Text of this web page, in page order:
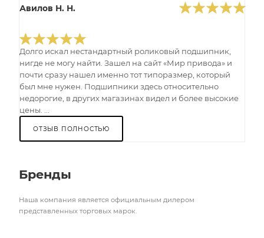
Авилов Н. Н.
Долго искал нестандартный роликовый подшипник,
нигде не могу найти. Зашел на сайт «Мир привода» и
почти сразу нашел именно тот типоразмер, который
был мне нужен. Подшипники здесь относительно
недорогие, в других магазинах видел и более высокие
цены. ...
ОТЗЫВ ПОЛНОСТЬЮ
Бренды
Наша компания является официальным дилером
представленных торговых марок.